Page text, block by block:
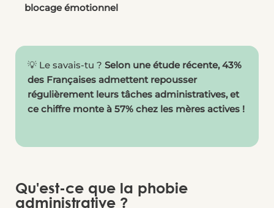
blocage émotionnel
💡 Le savais-tu ? Selon une étude récente, 43%
des Françaises admettent repousser
régulièrement leurs tâches administratives, et
ce chiffre monte à 57% chez les mères actives !
Qu'est-ce que la phobie
administrative ?